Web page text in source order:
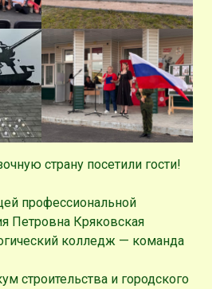
страну посетили гости!
профессиональной
Петровна Кряковская
колледж — команда
строительства и городского